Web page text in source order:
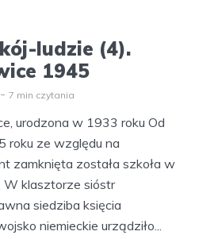
ludzie (4).
1945
7 min czytania
urodzona w 1933 roku Od
roku ze względu na
zamknięta została szkoła w
W klasztorze sióstr
siedziba księcia
niemieckie urządziło...